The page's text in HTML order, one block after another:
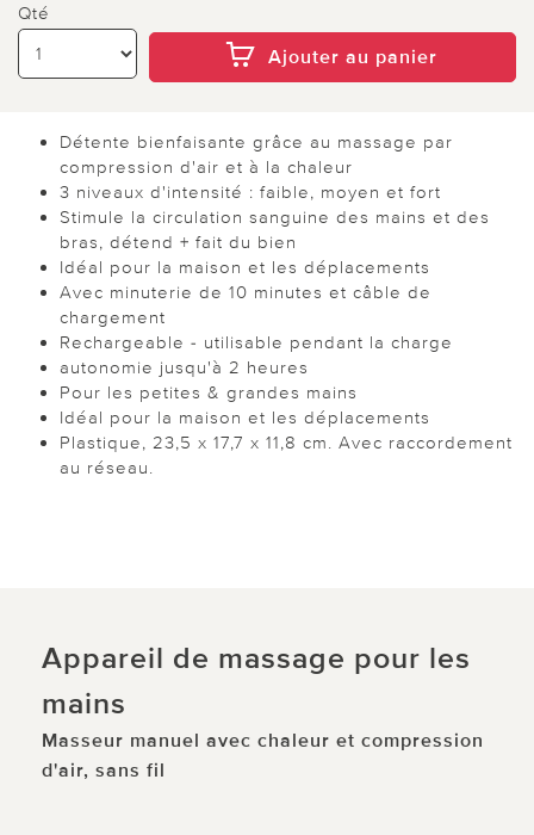
Qté
Ajouter au panier
Détente bienfaisante grâce au massage par
compression d'air et à la chaleur
3 niveaux d'intensité : faible, moyen et fort
Stimule la circulation sanguine des mains et des
bras, détend + fait du bien
Idéal pour la maison et les déplacements
Avec minuterie de 10 minutes et câble de
chargement
Rechargeable - utilisable pendant la charge
autonomie jusqu'à 2 heures
Pour les petites & grandes mains
Idéal pour la maison et les déplacements
Plastique, 23,5 x 17,7 x 11,8 cm. Avec raccordement
au réseau.
Appareil de massage pour les
mains
Masseur manuel avec chaleur et compression
d'air, sans fil